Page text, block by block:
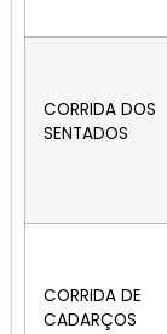
CORRIDA DOS
SENTADOS
CORRIDA DE
CADARÇOS